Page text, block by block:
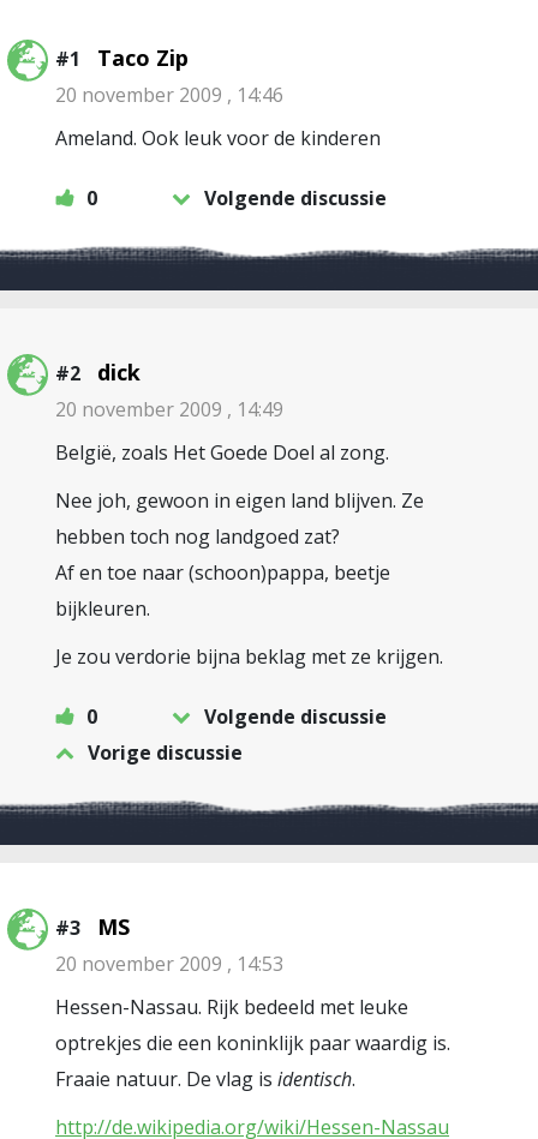
#1 Taco Zip
20 november 2009 , 14:46
Ameland. Ook leuk voor de kinderen
0 Volgende discussie
#2 dick
20 november 2009 , 14:49
België, zoals Het Goede Doel al zong.
Nee joh, gewoon in eigen land blijven. Ze
hebben toch nog landgoed zat?
Af en toe naar (schoon)pappa, beetje
bijkleuren.
Je zou verdorie bijna beklag met ze krijgen.
0
Volgende discussie
Vorige discussie
#3 MS
20 november 2009 , 14:53
Hessen-Nassau. Rijk bedeeld met leuke
optrekjes die een koninklijk paar waardig is.
Fraaie natuur. De vlag is identisch.
http://de.wikipedia.org/wiki/Hessen-Nassau